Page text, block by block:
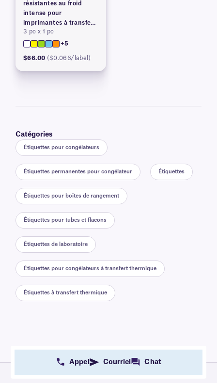
résistantes au froid
intense pour
imprimantes à transfert
thermique
3 po x 1 po
+5
$66.00 ($0.066/label)
Catégories
Étiquettes pour congélateurs
Étiquettes permanentes pour congélateur Étiquettes
Étiquettes pour boîtes de rangement
Étiquettes pour tubes et flacons
Étiquettes de laboratoire
Étiquettes pour congélateurs à transfert thermique
Étiquettes à transfert thermique
Appel Courriel Chat